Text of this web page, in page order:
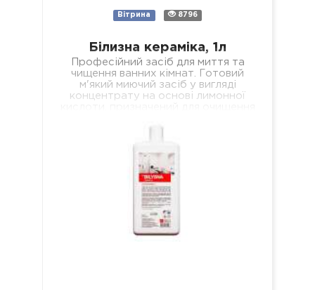
Вітрина 8796
Білизна кераміка, 1л
Професійний засіб для миття та
чищення ванних кімнат. Готовий
м'який миючий засіб у вигляді
концентрату на основі лимонної